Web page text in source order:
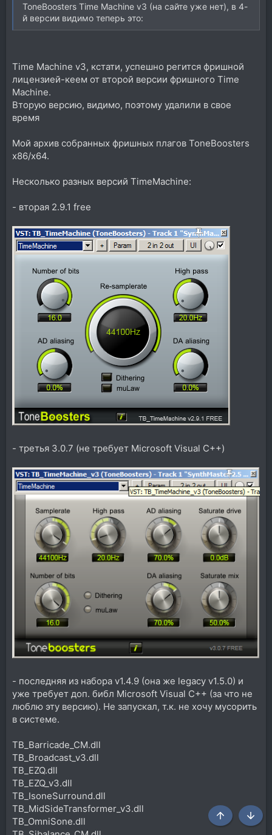
ToneBoosters Time Machine v3 (на сайте уже нет), в 4-
й версии видимо теперь это:
Time Machine v3, кстати, успешно регится фришной
лицензией-кеем от второй версии фришного Time
Machine.
Вторую версию, видимо, поэтому удалили в свое
время
Мой архив собранных фришных плагов ToneBoosters
x86/x64.
Несколько разных версий TimeMachine:
- вторая 2.9.1 free
- третья 3.0.7 (не требует Microsoft Visual C++)
- последняя из набора v1.4.9 (она же legacy v1.5.0) и
уже требует доп. библ Microsoft Visual C++ (за что не
люблю эту версию). Не запускал, т.к. не хочу мусорить
в системе.
TB_Barricade_CM.dll
TB_Broadcast_v3.dll
TB_EZQ.dll
TB_EZQ_v3.dll
TB_IsoneSurround.dll
TB_MidSideTransformer_v3.dll
TB_OmniSone.dll
Сверху Снизу